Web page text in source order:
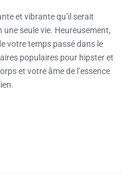
et vibrante qu’il serait
seule vie. Heureusement,
votre temps passé dans le
populaires pour hipster et
et votre âme de l’essence